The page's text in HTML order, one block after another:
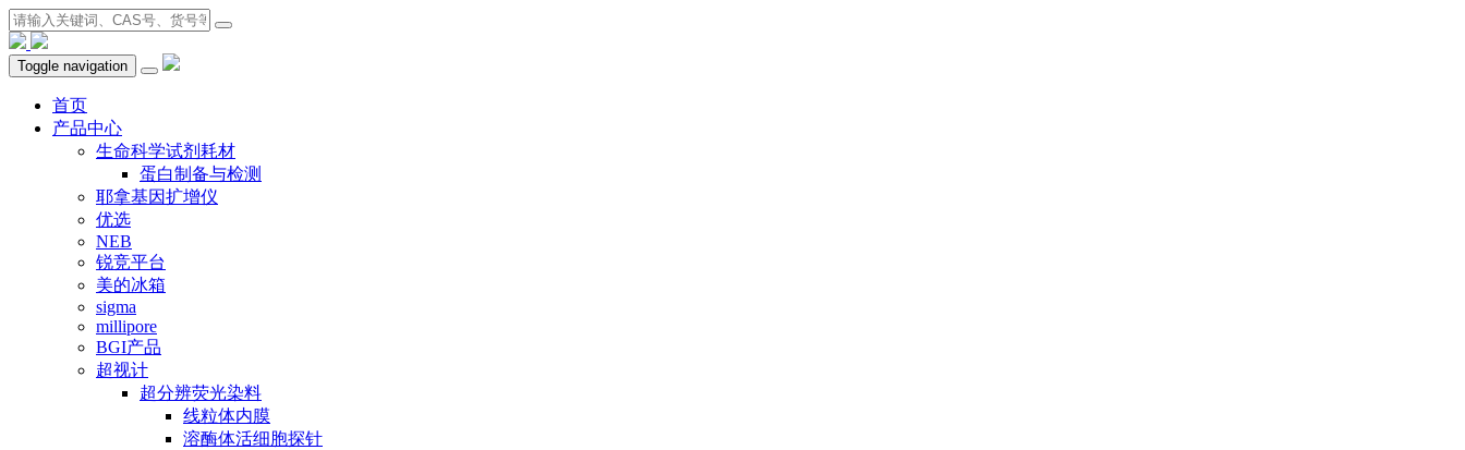
Toggle navigation
首页
产品中心
生命科学试剂耗材
蛋白制备与检测
耶拿基因扩增仪
优选
NEB
锐竞平台
美的冰箱
sigma
millipore
BGI产品
超视计
超分辨荧光染料
线粒体内膜
溶酶体活细胞探针